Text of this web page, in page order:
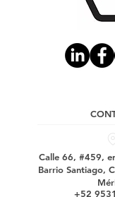
Calle 66, #459,
Barrio Santiago,
+52